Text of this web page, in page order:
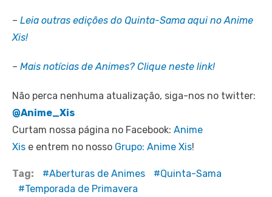
– Leia outras edições do Quinta-Sama aqui no Anime
Xis!
– Mais notícias de Animes? Clique neste link!
Não perca nenhuma atualização, siga-nos no twitter:
@Anime_Xis
Curtam nossa página no Facebook: Anime
Xis e entrem no nosso Grupo: Anime Xis!
Tag: Aberturas de Animes
Quinta-Sama
Temporada de Primavera